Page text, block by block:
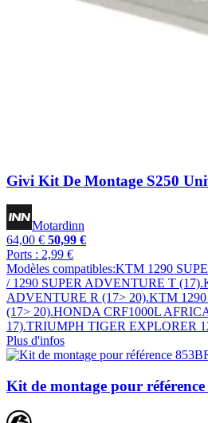
Givi Kit De Montage S250
Motardinn
64,00 € 50,99 €
Ports : 2,99 €
Modèles compatibles:KTM 1290
/ 1290 SUPER ADVENTURE T
ADVENTURE R (17> 20).KTM
(17> 20).HONDA CRF1000L
17).TRIUMPH TIGER EXPLORER
Plus d'infos
Kit de montage pour